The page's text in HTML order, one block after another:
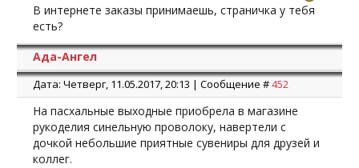
В интернете заказы принимаешь, страничка у тебя
есть?
Ада-Ангел
Дата: Четверг, 11.05.2017, 20:13 | Сообщение #452
На пасхальные выходные приобрела в магазине
рукоделия синельную проволоку, навертели с
дочкой небольшие приятные сувениры для друзей и
коллег.